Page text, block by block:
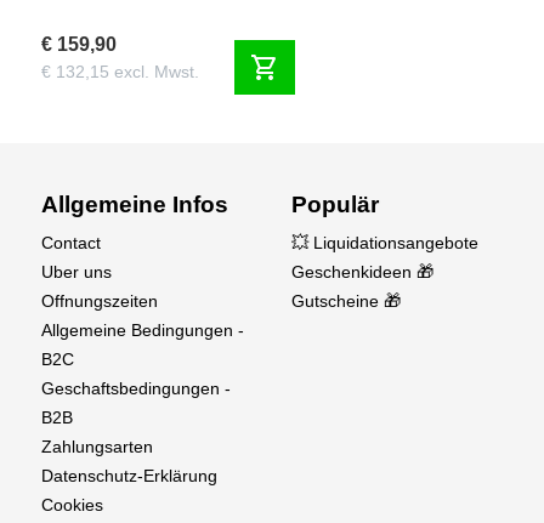
€ 159,90
€ 132,15 excl. Mwst. shopping_cart
Allgemeine Infos
Contact
Uber uns
Offnungszeiten
Allgemeine Bedingungen -
B2C
Geschaftsbedingungen -
B2B
Zahlungsarten
Datenschutz-Erklärung
Cookies
Populär
💥 Liquidationsangebote
Geschenkideen 🎁
Gutscheine 🎁